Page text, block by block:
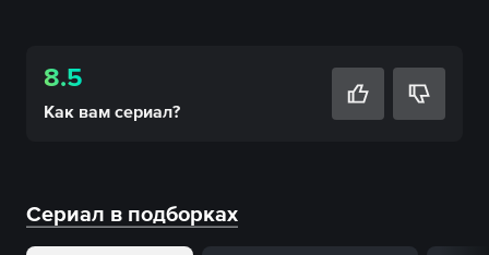
8.5
Как вам сериал?
Сериал в подборках